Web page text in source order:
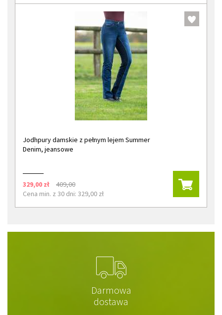
Jodhpury damskie z pełnym lejem Summer
Denim, jeansowe
329,00 zł
409,00
Cena min. z 30 dni: 329,00 zł
Darmowa
dostawa